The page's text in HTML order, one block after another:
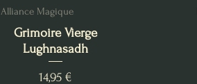
Alliance Magique
Grimoire Vierge
Lughnasadh
Prix
14,95 €